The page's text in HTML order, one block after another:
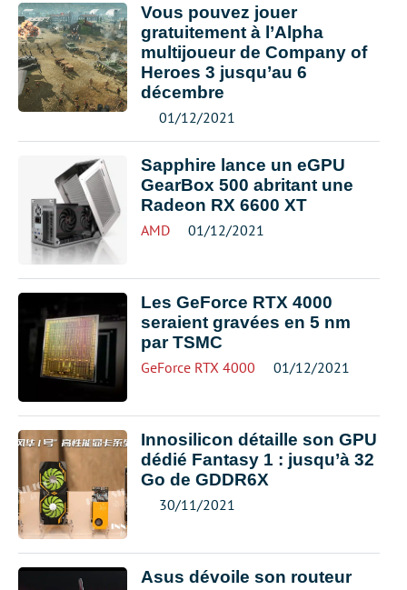
Vous pouvez jouer
gratuitement à l’Alpha
multijoueur de Company of
Heroes 3 jusqu’au 6
décembre
01/12/2021
Sapphire lance un eGPU
GearBox 500 abritant une
Radeon RX 6600 XT
AMD 01/12/2021
Les GeForce RTX 4000
seraient gravées en 5 nm
par TSMC
GeForce RTX 4000 01/12/2021
Innosilicon détaille son GPU
dédié Fantasy 1 : jusqu’à 32
Go de GDDR6X
30/11/2021
Asus dévoile son routeur